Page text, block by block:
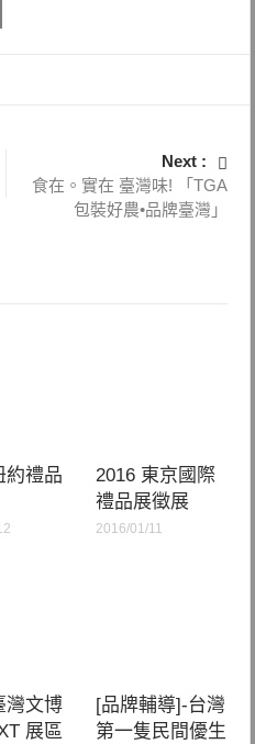
Next :
食在。實在 臺灣味! 「TGA
包裝好農•品牌臺灣」
約禮品
2016 東京國際
禮品展徵展
2016/01/11
灣文博
展區
[品牌輔導]-台灣
第一隻民間優生